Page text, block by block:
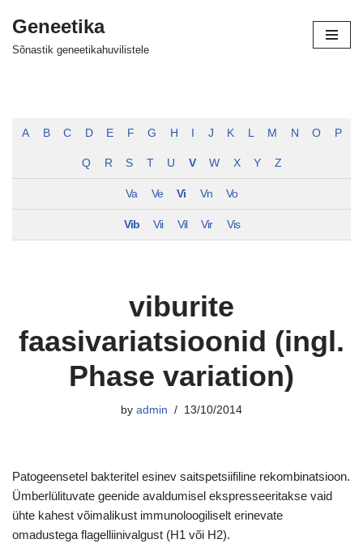
Skip
Geneetika
Sõnastik geneetikahuvilistele
A B C D E F G H J K L M N O P
Q R S T U V W X Y Z
Va Ve Vi Vn Vo
Vib Vii Vil Vir Vis
viburite
faasivariatsioonid (ingl.
Phase variation)
by admin 13/10/2014
Patogeensetel bakteritel esinev saitspetsiifiline rekombinatsioon.
Ümberlülituvate geenide avaldumisel ekspresseeritakse vaid
ühte kahest võimalikust immunoloogiliselt erinevate
omadustega flagelliinivalgust (H1 või H2).